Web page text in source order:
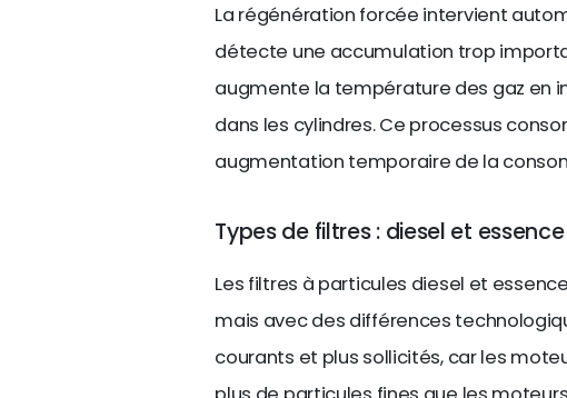
La régénération forcée intervient
détecte une accumulation trop
augmente la température des gaz en
dans les cylindres. Ce processus
augmentation temporaire de la
Types de filtres : diesel et essence
Les filtres à particules diesel et
mais avec des différences
courants et plus sollicités, car les